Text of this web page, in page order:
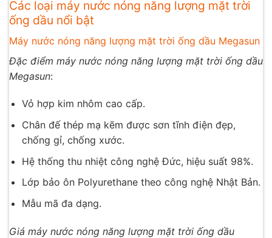
Các loại máy nước nóng năng lượng mặt trời
ống dầu nổi bật
Máy nước nóng năng lượng mặt trời ống dầu Megasun
Đặc điểm máy nước nóng năng lượng mặt trời ống dầu
Megasun:
Vỏ hợp kim nhôm cao cấp.
Chân đế thép mạ kẽm được sơn tĩnh điện đẹp,
chống gỉ, chống xước.
Hệ thống thu nhiệt công nghệ Đức, hiệu suất 98%.
Lớp bảo ôn Polyurethane theo công nghệ Nhật Bản.
Mẫu mã đa dạng.
Giá máy nước nóng năng lượng mặt trời ống dầu